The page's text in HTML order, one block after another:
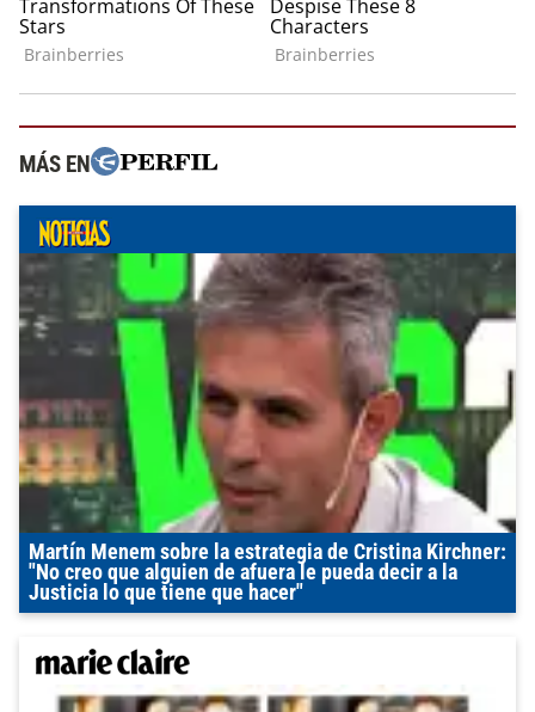
MÁS EN
Martín Menem sobre la estrategia de Cristina Kirchner:
"No creo que alguien de afuera le pueda decir a la
Justicia lo que tiene que hacer"